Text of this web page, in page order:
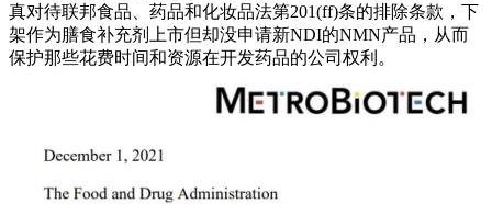
真对待联邦食品、药品和化妆品法第201(ff)条的排除条款，下
架作为膳食补充剂上市但却没申请新NDI的NMN产品，从而
保护那些花费时间和资源在开发药品的公司权利。